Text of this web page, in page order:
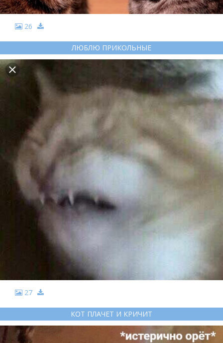
26
ЛЮБЛЮ ПРИКОЛЬНЫЕ
27
КОТ ПЛАЧЕТ И КРИЧИТ